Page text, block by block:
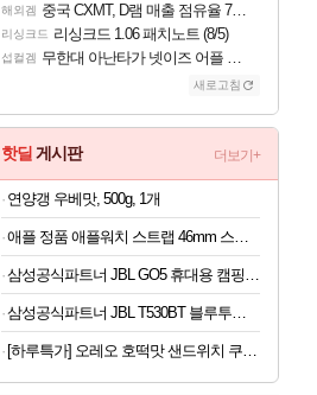
해외겜 중국 CXMT, D램 매출 점유율 7%…글로벌 4위로 부상
리싱크드 리싱크드 1.06 패치노트 (8/5)
섭컬겜 무한대 아난타가 넷이즈 어플 달력에 일정 등록
새로고침
핫딜 게시판 더보기+
연양갱 우베맛, 500g, 1개
[하루특가] 오레오 호떡맛 샌드위치 쿠키 랜덤발송, 1개, 1kg